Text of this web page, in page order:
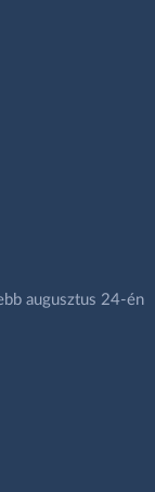
augusztus 24-én